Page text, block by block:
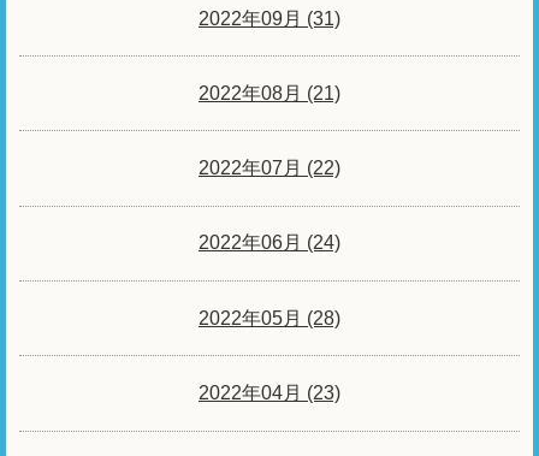
2022年09月 (31)
2022年08月 (21)
2022年07月 (22)
2022年06月 (24)
2022年05月 (28)
2022年04月 (23)